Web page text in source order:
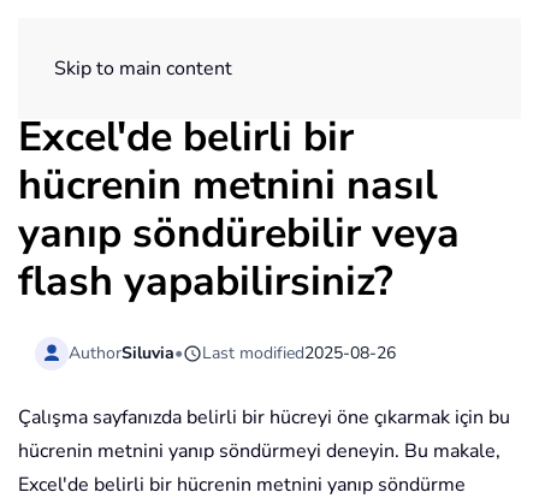
Skip to main content
Excel'de belirli bir
hücrenin metnini nasıl
yanıp söndürebilir veya
flash yapabilirsiniz?
AuthorSiluvia• Last modified2025-08-26
Çalışma sayfanızda belirli bir hücreyi öne çıkarmak için bu
hücrenin metnini yanıp söndürmeyi deneyin. Bu makale,
Excel'de belirli bir hücrenin metnini yanıp söndürme